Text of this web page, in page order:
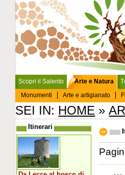
Scopri il Salento
Arte e Natura
Monumenti
Arte e artigianato
SEI IN: HOME »
Itinerari